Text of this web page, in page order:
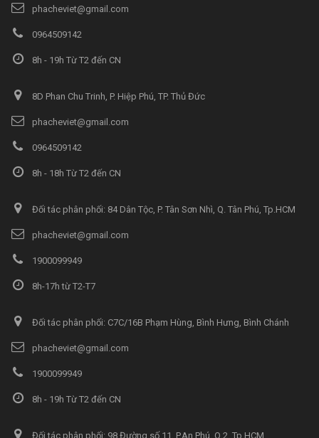
phacheviet@gmail.com
0964509142
8h - 19h Từ T2 đến CN
8D Phan Chu Trinh, P. Hiệp Phú, TP. Thủ Đức
phacheviet@gmail.com
0964509142
8h - 18h Từ T2 đến CN
Đối tác phân phối: 84 Dân Tộc, P. Tân Sơn Nhì, Q. Tân Phú, Tp.HCM
phacheviet@gmail.com
1900099949
8h-17h từ T2-T7
Đối tác phân phối: C7C/16B Phạm Hùng, Bình Hưng, Bình Chánh
phacheviet@gmail.com
1900099949
8h - 19h Từ T2 đến CN
Đối tác phân phối: 98 Đường số 11, P.An Phú, Q.2, Tp HCM